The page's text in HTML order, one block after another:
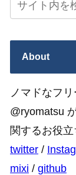
About
ノマドなフ
@ryomatsu
関するお役立
twitter /
mixi / github